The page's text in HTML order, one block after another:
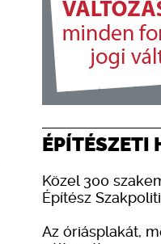
ÉPÍTÉSZETI
Közel 300
Építész
Az óriásplakát,